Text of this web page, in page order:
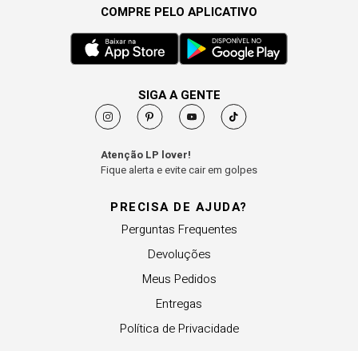
PRECISA DE AJUDA?
Perguntas Frequentes
Devoluções
Meus Pedidos
Entregas
Política de Privacidade
COMPRE PELO APLICATIVO
SIGA A GENTE
Atenção LP lover!
Fique alerta e evite cair em golpes